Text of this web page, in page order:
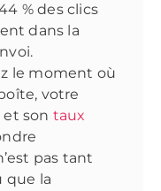
% des clics
dans la
le moment où
votre
et son taux
pas tant
que la